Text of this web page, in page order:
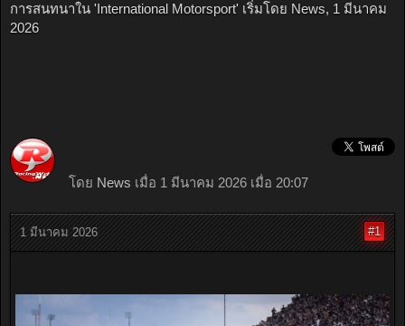
การสนทนาใน 'International Motorsport' เริ่มโดย News, 1 มีนาคม
2026
โดย News เมื่อ 1 มีนาคม 2026 เมื่อ 20:07
1 มีนาคม 2026 #1